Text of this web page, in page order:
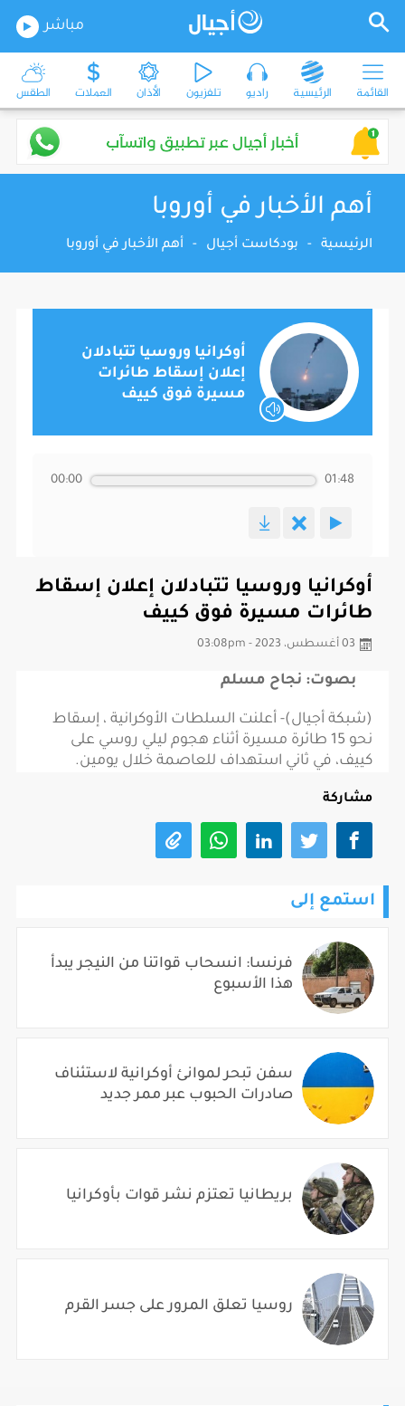
مباشر
القائمة الرئيسية راديو تلفزيون الأذان العملات الطقس
أهم الأخبار في أوروبا
الرئيسية - بودكاست أجيال - أهم الأخبار في أوروبا
أوكرانيا وروسيا تتبادلان
إعلان إسقاط طائرات
مسيرة فوق كييف
00:00 01:48
أوكرانيا وروسيا تتبادلان إعلان إسقاط
طائرات مسيرة فوق كييف
03 أغسطس، 2023 - 03:08pm
بصوت: نجاح مسلم
(شبكة أجيال)- أعلنت السلطات الأوكرانية ، إسقاط
نحو 15 طائرة مسيرة أثناء هجوم ليلي روسي على
كييف، في ثاني استهداف للعاصمة خلال يومين.
مشاركة
استمع إلى
فرنسا: انسحاب قواتنا من النيجر يبدأ
هذا الأسبوع
سفن تبحر لموانئ أوكرانية لاستئناف
صادرات الحبوب عبر ممر جديد
بريطانيا تعتزم نشر قوات بأوكرانيا
روسيا تعلق المرور على جسر القرم